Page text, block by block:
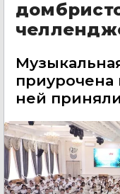
приурочена
ней